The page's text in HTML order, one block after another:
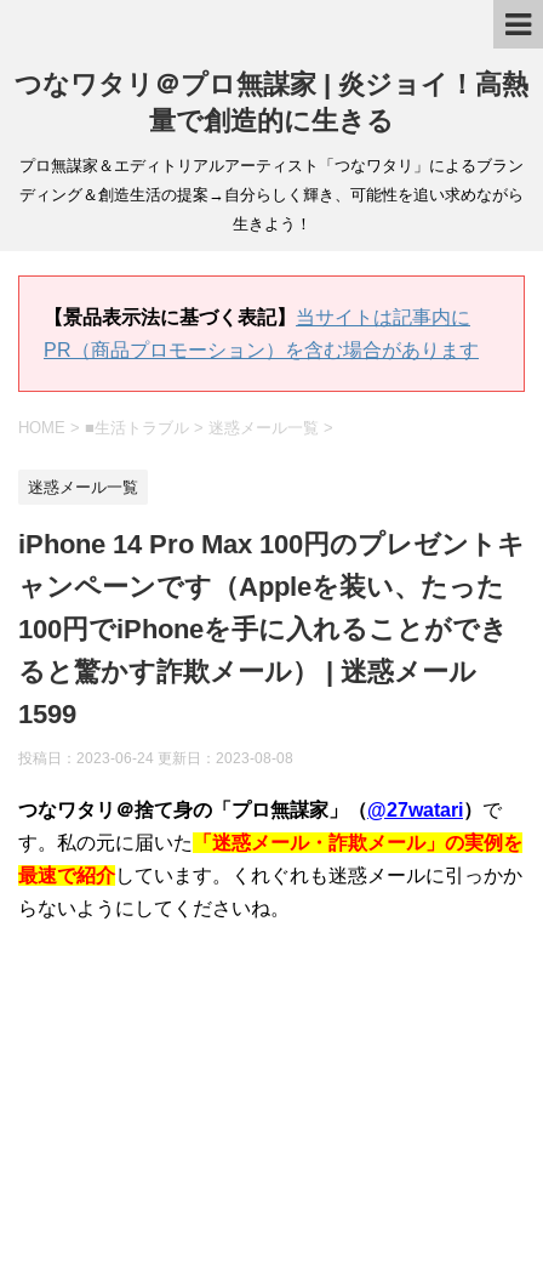
つなワタリ＠プロ無謀家 | 炎ジョイ！高熱
量で創造的に生きる
プロ無謀家＆エディトリアルアーティスト「つなワタリ」によるブラン
ディング＆創造生活の提案→自分らしく輝き、可能性を追い求めながら
生きよう！
【景品表示法に基づく表記】 当サイトは記事内に
PR（商品プロモーション）を含む場合があります
HOME > ■生活トラブル > 迷惑メール一覧 >
迷惑メール一覧
iPhone 14 Pro Max 100円のプレゼントキ
ャンペーンです（Appleを装い、たった
100円でiPhoneを手に入れることができ
ると驚かす詐欺メール） | 迷惑メール
1599
投稿日：2023-06-24 更新日： 2023-08-08
つなワタリ＠捨て身の「プロ無謀家」（@27watari） で
す。私の元に届いた
「迷惑メール・詐欺メール」の実例を
最速で紹介しています。くれぐれも迷惑メールに引っかか
らないようにしてくださいね。